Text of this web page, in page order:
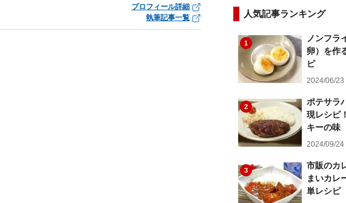
プロフィール詳細
執筆記事一覧
人気記事ランキング
1
ノンフラ
卵）を作
ピ
2024/06/23
2
ポテサラ
現レシピ
キーの味
2024/09/24
3
市販のカ
まいカレ
単レシピ